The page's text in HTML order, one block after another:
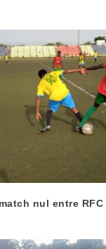
nul entre RFC